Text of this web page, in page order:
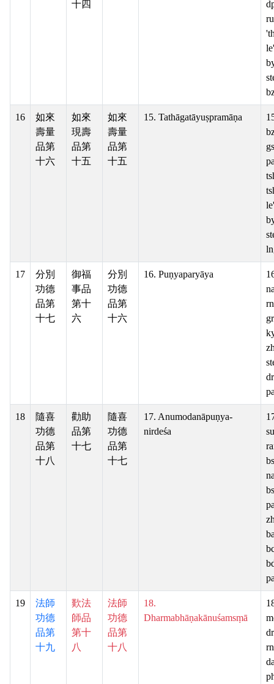
十四
16
如來
壽量
品第
十六
如來
現壽
品第
十五
如來
壽量
品第
十五
15. Tathāgatāyuṣpramāṇa
17
分別
功德
品第
十七
御福
事品
第十
六
分別
功德
品第
十六
16. Puṇyaparyāya
18
隨喜
功德
品第
十八
勸助
品第
十七
隨喜
功德
品第
十七
17. Anumodanāpuṇya-
nirdeśa
19
法師
功德
品第
十九
歎法
師品
第十
八
法師
功德
品第
十八
18.
Dharmabhāṇakānuśamsṃā